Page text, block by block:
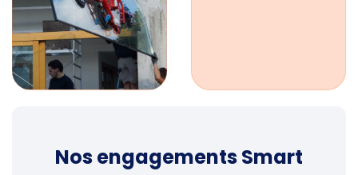
Nos engagements Smart